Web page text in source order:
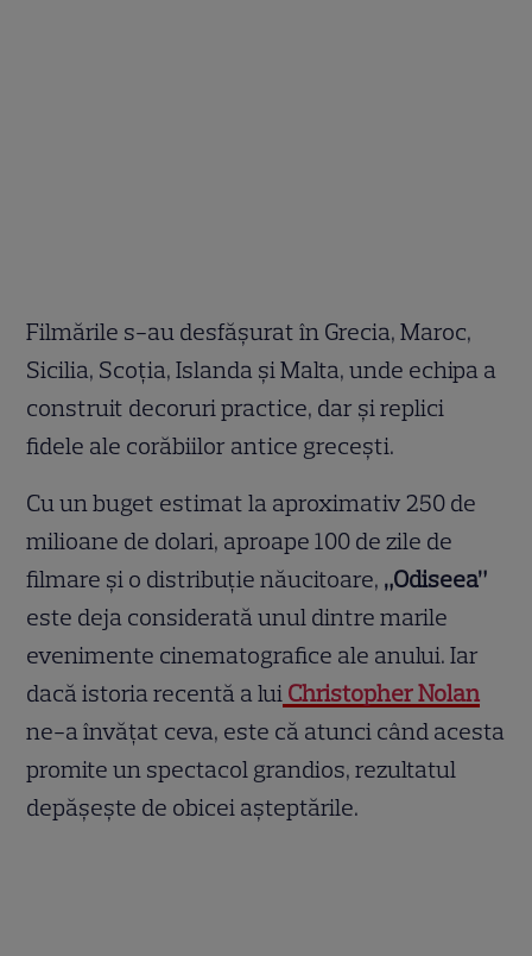
Filmările s-au desfășurat în Grecia, Maroc,
Sicilia, Scoția, Islanda și Malta, unde echipa a
construit decoruri practice, dar și replici
fidele ale corăbiilor antice grecești.
Cu un buget estimat la aproximativ 250 de
milioane de dolari, aproape 100 de zile de
filmare și o distribuție năucitoare, „Odiseea”
este deja considerată unul dintre marile
evenimente cinematografice ale anului. Iar
dacă istoria recentă a lui Christopher Nolan
ne-a învățat ceva, este că atunci când acesta
promite un spectacol grandios, rezultatul
depășește de obicei așteptările.